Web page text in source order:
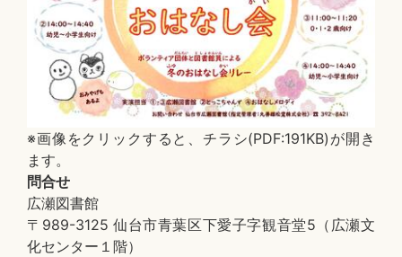
※画像をクリックすると、チラシ(PDF:191KB)が開き
ます。
問合せ
広瀬図書館
〒989-3125 仙台市青葉区下愛子字観音堂5（広瀬文
化センター１階）